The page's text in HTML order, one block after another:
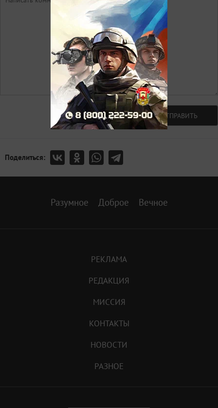
Авторизоваться ОТПРАВИТЬ
Поделиться:
Разумное Доброе Вечное
РЕКЛАМА
РЕДАКЦИЯ
МИССИЯ
КОНТАКТЫ
НОВОСТИ
РАЗНОЕ